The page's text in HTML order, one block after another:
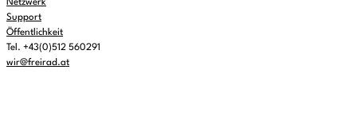
Netzwerk
Support
Öffentlichkeit
Tel. +43(0)512 560291
wir@freirad.at